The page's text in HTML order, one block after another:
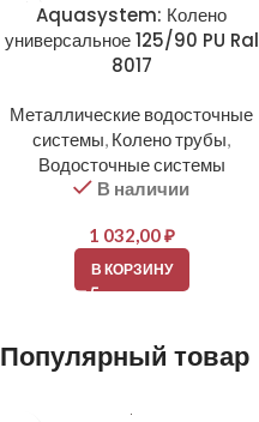
Aquasystem: Колено
универсальное 125/90 PU Ral
8017
Металлические водосточные
системы, Колено трубы,
Водосточные системы
В наличии
1 032,00₽
В КОРЗИНУ
Популярный товар